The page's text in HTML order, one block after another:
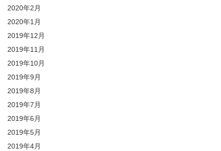
2020年2月
2020年1月
2019年12月
2019年11月
2019年10月
2019年9月
2019年8月
2019年7月
2019年6月
2019年5月
2019年4月